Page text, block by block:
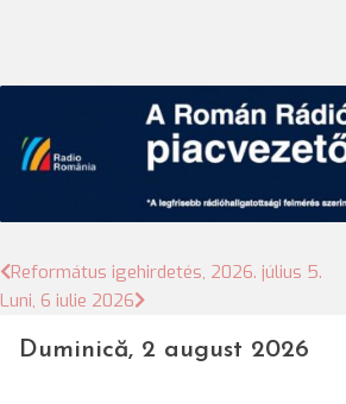
Bejegyzés
navigáció
Református igehirdetés, 2026. július 5.
Luni, 6 iulie 2026
Duminică, 2 august 2026